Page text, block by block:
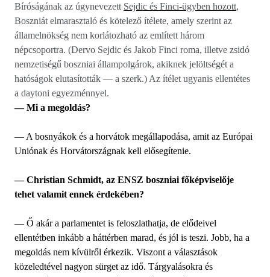
Bíróságának az úgynevezett Sejdic és Finci-ügyben hozott,
Boszniát elmarasztaló és kötelező ítélete, amely szerint az
államelnökség nem korlátozható az említett három
népcsoportra. (Dervo Sejdic és Jakob Finci roma, illetve zsidó
nemzetiségű boszniai állampolgárok, akiknek jelöltségét a
hatóságok elutasították — a szerk.) Az ítélet ugyanis ellentétes
a daytoni egyezménnyel.
— Mi a megoldás?
— A bosnyákok és a horvátok megállapodása, amit az Európai
Uniónak és Horvátországnak kell elősegítenie.
— Christian Schmidt, az ENSZ boszniai főképviselője
tehet valamit ennek érdekében?
— Ő akár a parlamentet is feloszlathatja, de elődeivel
ellentétben inkább a háttérben marad, és jól is teszi. Jobb, ha a
megoldás nem kívülről érkezik. Viszont a választások
közeledtével nagyon sürget az idő. Tárgyalásokra és